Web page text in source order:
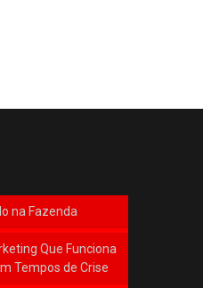
na Fazenda
Que Funciona
Tempos de Crise